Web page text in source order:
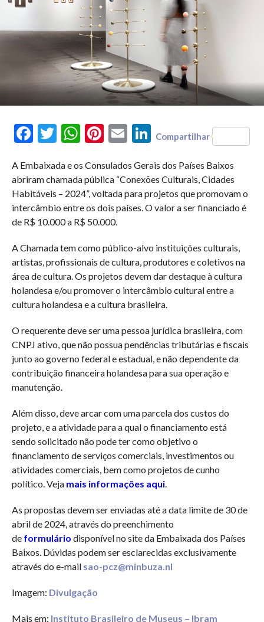
FacebookTwitterWhatsAppPinterest
Email LinkedIn
Compartilhar
A Embaixada e os Consulados Gerais dos Países Baixos
abriram chamada pública “Conexões Culturais, Cidades
Habitáveis – 2024”, voltada para projetos que promovam o
intercâmbio entre os dois países. O valor a ser financiado é
de R$ 10.000 a R$ 50.000.
A Chamada tem como público-alvo instituições culturais,
artistas, profissionais de cultura, produtores e coletivos na
área de cultura. Os projetos devem dar destaque à cultura
holandesa e/ou promover o intercâmbio cultural entre a
cultura holandesa e a cultura brasileira.
O requerente deve ser uma pessoa jurídica brasileira, com
CNPJ ativo, que não possua pendências tributárias e fiscais
junto ao governo federal e estadual, e não dependente da
contribuição financeira holandesa para sua operação e
manutenção.
Além disso, deve arcar com uma parcela dos custos do
projeto, e a atividade para a qual o financiamento está
sendo solicitado não pode ter como objetivo o
financiamento de serviços comerciais, investimentos ou
atividades comerciais, bem como projetos de cunho
político. Veja mais informações aqui.
As propostas devem ser enviadas até a data limite de 30 de
abril de 2024, através do preenchimento
de formulário disponível no site da Embaixada dos Países
Baixos. Dúvidas podem ser esclarecidas exclusivamente
através do e-mail sao-pcz@minbuza.nl
Imagem: Divulgação
Mais em: Instituto Brasileiro de Museus – Ibram